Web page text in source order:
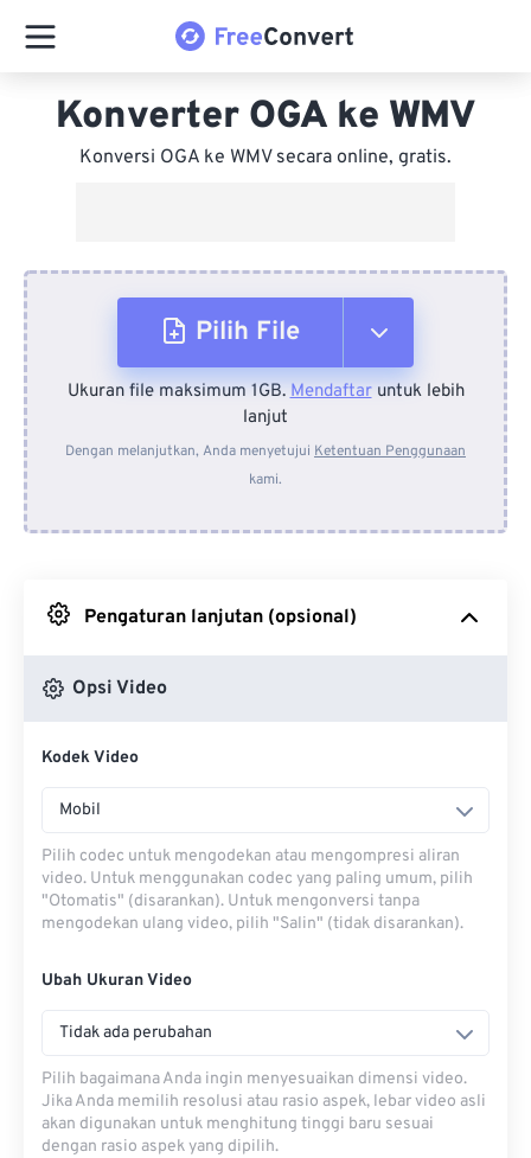
Konverter OGA ke WMV
Konversi OGA ke WMV secara online, gratis.
Pilih File
Dari Perangkat
Dari Dropbox
Ukuran file maksimum 1GB.Mendaftaruntuk lebih
lanjut
Dengan melanjutkan, Anda menyetujui Ketentuan Penggunaan
kami.
Pengaturan lanjutan (opsional)
Opsi Video
Kodek Video
Mobil
Pilih codec untuk mengodekan atau mengompresi aliran
video. Untuk menggunakan codec yang paling umum, pilih
"Otomatis" (disarankan). Untuk mengonversi tanpa
mengodekan ulang video, pilih "Salin" (tidak disarankan).
Ubah Ukuran Video
Tidak ada perubahan
Pilih bagaimana Anda ingin menyesuaikan dimensi video.
Jika Anda memilih resolusi atau rasio aspek, lebar video asli
akan digunakan untuk menghitung tinggi baru sesuai
dengan rasio aspek yang dipilih.